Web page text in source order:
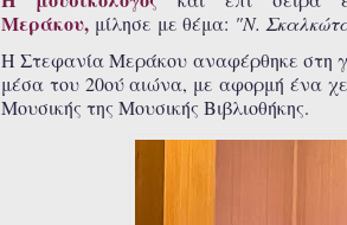
Μεράκου, μίλησε με θέμα: "Ν.
Η Στεφανία Μεράκου αναφέρθηκε στη
μέσα του 20ού αιώνα, με αφορμή ένα
Μουσικής της Μουσικής Βιβλιοθήκης.